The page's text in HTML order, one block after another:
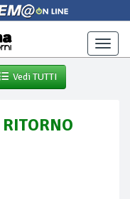
Toggle
Vedi TUTTI